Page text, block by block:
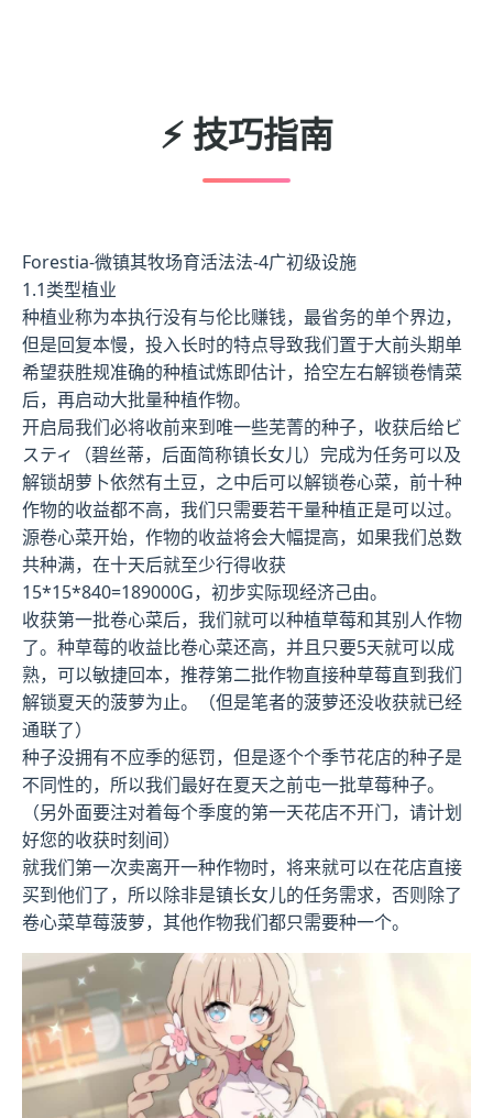
⚡ 技巧指南
Forestia-微镇其牧场育活法法-4广初级设施
1.1类型植业
种植业称为本执行没有与伦比赚钱，最省务的单个界边，
但是回复本慢，投入长时的特点导致我们置于大前头期单
希望获胜规准确的种植试炼即估计，拾空左右解锁卷情菜
后，再启动大批量种植作物。
开启局我们必将收前来到唯一些芜菁的种子，收获后给ビ
スティ（碧丝蒂，后面简称镇长女儿）完成为任务可以及
解锁胡萝卜依然有土豆，之中后可以解锁卷心菜，前十种
作物的收益都不高，我们只需要若干量种植正是可以过。
源卷心菜开始，作物的收益将会大幅提高，如果我们总数
共种满，在十天后就至少行得收获
15*15*840=189000G，初步实际现经济己由。
收获第一批卷心菜后，我们就可以种植草莓和其别人作物
了。种草莓的收益比卷心菜还高，并且只要5天就可以成
熟，可以敏捷回本，推荐第二批作物直接种草莓直到我们
解锁夏天的菠萝为止。（但是笔者的菠萝还没收获就已经
通联了）
种子没拥有不应季的惩罚，但是逐个个季节花店的种子是
不同性的，所以我们最好在夏天之前屯一批草莓种子。
（另外面要注对着每个季度的第一天花店不开门，请计划
好您的收获时刻间）
就我们第一次卖离开一种作物时，将来就可以在花店直接
买到他们了，所以除非是镇长女儿的任务需求，否则除了
卷心菜草莓菠萝，其他作物我们都只需要种一个。